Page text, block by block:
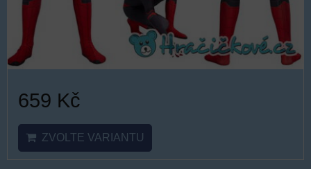
659 Kč
ZVOLTE VARIANTU